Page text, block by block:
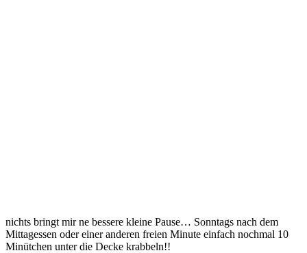
nichts bringt mir ne bessere kleine Pause… Sonntags nach dem
Mittagessen oder einer anderen freien Minute einfach nochmal 10
Minütchen unter die Decke krabbeln!!